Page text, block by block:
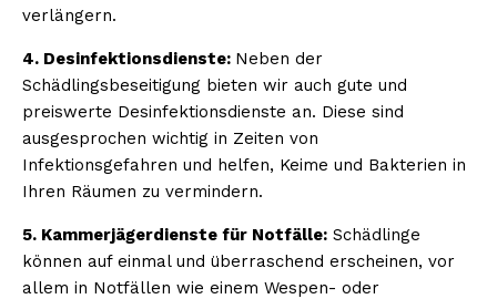
verlängern.
4. Desinfektionsdienste: Neben der
Schädlingsbeseitigung bieten wir auch gute und
preiswerte Desinfektionsdienste an. Diese sind
ausgesprochen wichtig in Zeiten von
Infektionsgefahren und helfen, Keime und Bakterien in
Ihren Räumen zu vermindern.
5. Kammerjägerdienste für Notfälle: Schädlinge
können auf einmal und überraschend erscheinen, vor
allem in Notfällen wie einem Wespen- oder